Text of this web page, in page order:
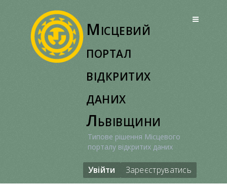
Місцевий
портал
відкритих
даних
Львівщини
Типове рішення Місцевого
порталу відкритих даних
Увійти Зареєструватись